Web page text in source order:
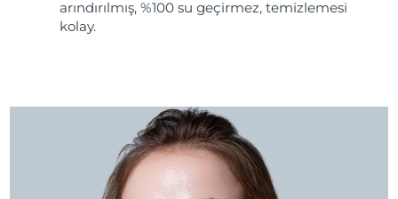
arındırılmış, %100 su geçirmez, temizlemesi
kolay.